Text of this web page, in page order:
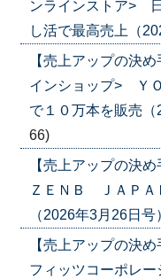
ンラインストア>
し活で最高売上（
【売上アップの決
インショップ> Ｙ
で１０万本を販売
66)
【売上アップの
ＺＥＮＢ ＪＡＰＡ
（2026年3月26日
【売上アップの
フィッツコーポレー